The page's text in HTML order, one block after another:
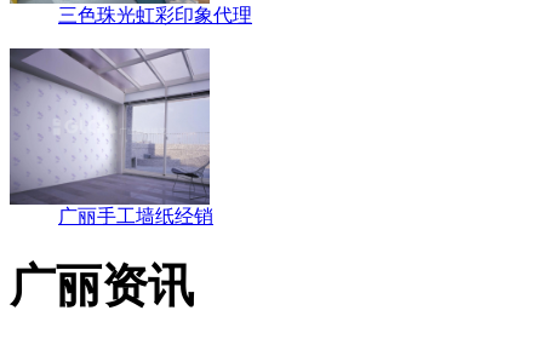
三色珠光虹彩印象代理
广丽手工墙纸经销
广丽资讯